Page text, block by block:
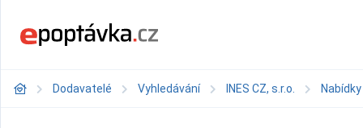
Dodavatelé Vyhledávání INES CZ, s.r.o. Nabídky